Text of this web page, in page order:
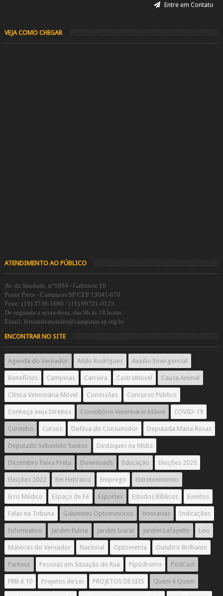
Entre em Contato
VEJA COMO CHEGAR
ATENDIMENTO AO PÚBLICO
Av. da Saudade, n°1004 - Gabinete 10
Ponte Preta - Campinas/SP CEP 13041-670
Fone: (19) 3736-1680 / (19) 99721-0123
De segunda a sexta-feira, das 9h às 18 horas
Email: fernandomendes@campinas.sp.leg.br
ENCONTRAR NO SITE
Agenda do Vereador Aildo Rodrigues Auxílio Emergencial
Benefícios Campinas Carreira CastraMovel Causa Animal
Clínica Veterinária Móvel Comissões Concurso Público
Conheça seus Direitos Consultório Veterinário Móvel COVID-19
Cursinho Cursos Defesa do Consumidor Deputada Maria Rosas
Deputado Sebastião Santos Destaques na Mídia
Dezembro Faixa Preta Downloads Educação Eleições 2020
Eleições 2022 Em Hebraico Emprego Entretenimento
Erro Médico Espaço de Fé Esportes Estudos Bíblicos Eventos
Falas na Tribuna Gabinetes Optometricos Honrarias Indicações
Informativo Jardim Eulina Jardim Icaraí Jardim Lafayette Leis
Matérias do Vereador Nacional Optometria Outubro Brilhante
Parkour Pessoas em Situação de Rua Pipódromo PodCast
PRB é 10 Projetos de Lei PROJETOS DE LEIS Quem é Quem